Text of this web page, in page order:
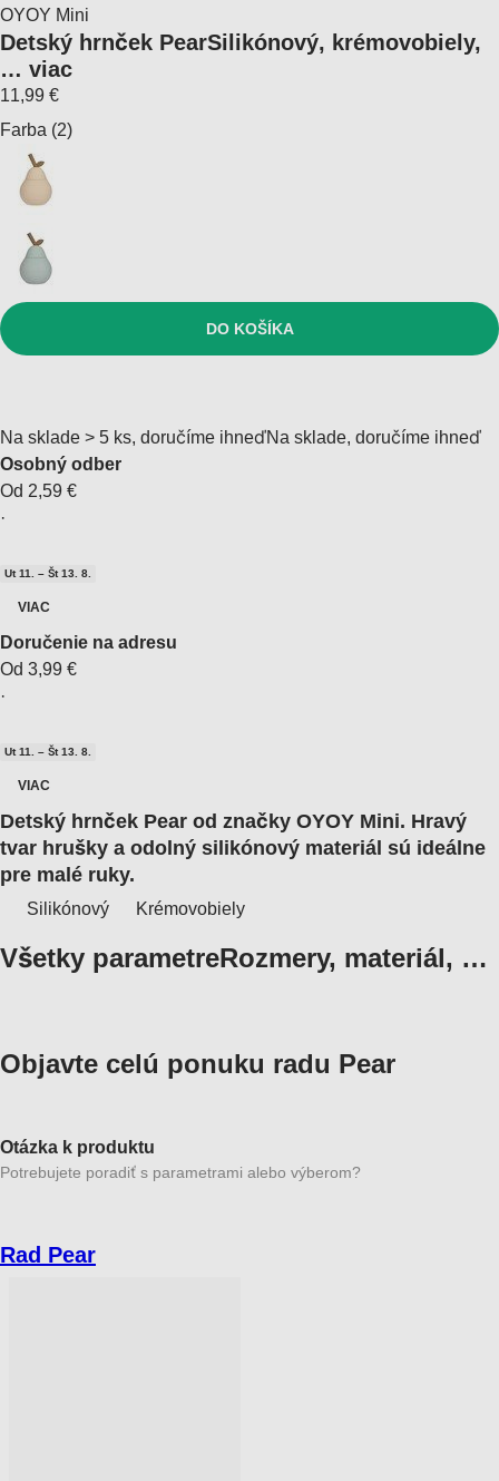
OYOY Mini
Detský hrnček PearSilikónový, krémovobiely,
… viac
11,99 €
Farba (2)
DO KOŠÍKA
Na sklade > 5 ks, doručíme ihneďNa sklade, doručíme ihneď
Osobný odber
Od 2,59 €
·
Ut 11. – Št 13. 8.
VIAC
Doručenie na adresu
Od 3,99 €
·
Ut 11. – Št 13. 8.
VIAC
Detský hrnček Pear od značky OYOY Mini. Hravý
tvar hrušky a odolný silikónový materiál sú ideálne
pre malé ruky.
Silikónový Krémovobiely
Všetky parametreRozmery, materiál, …
Objavte celú ponuku radu Pear
Otázka k produktu
Potrebujete poradiť s parametrami alebo výberom?
Rad Pear